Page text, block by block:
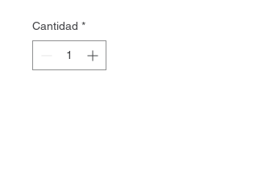
Cantidad *